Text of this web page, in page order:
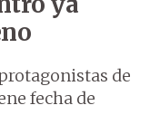
de
fecha de